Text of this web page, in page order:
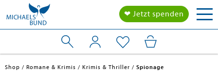
❤ Jetzt spenden
Shop Romane & Krimis Krimis & Thriller Spionage